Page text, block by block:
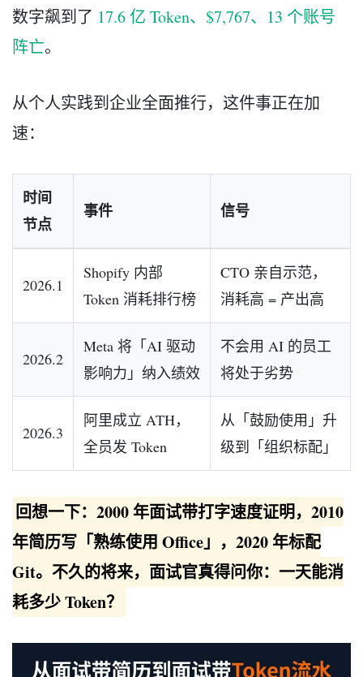
数字飙到了 17.6 亿 Token、$7,767、13 个账号
阵亡。
从个人实践到企业全面推行，这件事正在加
速：
时间
节点
事件 信号
2026.1
Shopify 内部
Token 消耗排行榜
CTO 亲自示范，
消耗高 = 产出高
2026.2
Meta 将「AI 驱动
影响力」纳入绩效
不会用 AI 的员工
将处于劣势
2026.3
阿里成立 ATH，
全员发 Token
从「鼓励使用」升
级到「组织标配」
回想一下：2000 年面试带打字速度证明，2010
年简历写「熟练使用 Office」，2020 年标配
Git。不久的将来，面试官真得问你：一天能消
耗多少 Token？